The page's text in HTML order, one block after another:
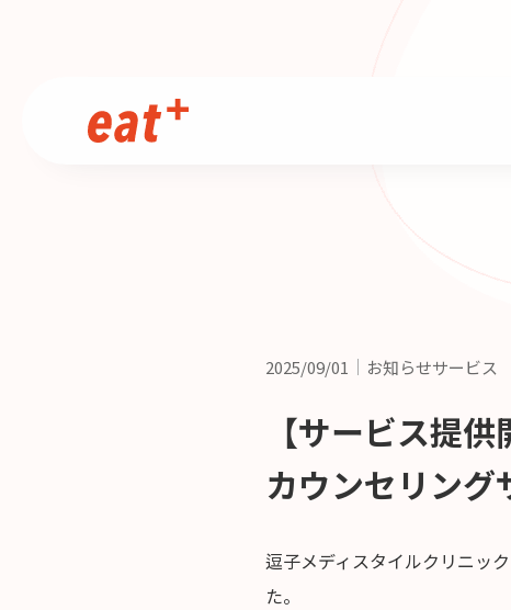
2025/09/01 お知らせサービス
【サービス提
カウンセリン
逗子メディスタイルクリニッ
た。